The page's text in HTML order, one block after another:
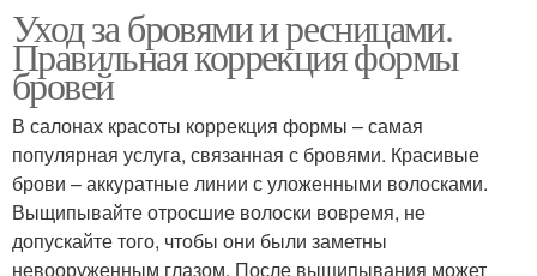
Уход за бровями и ресницами.
Правильная коррекция формы
бровей
В салонах красоты коррекция формы – самая
популярная услуга, связанная с бровями. Красивые
брови – аккуратные линии с уложенными волосками.
Выщипывайте отросшие волоски вовремя, не
допускайте того, чтобы они были заметны
невооруженным глазом. После выщипывания может